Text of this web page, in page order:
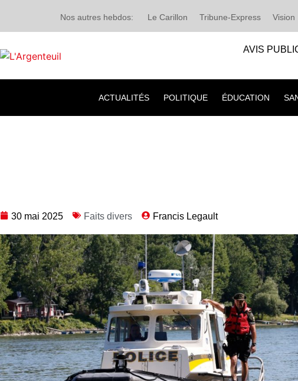
Nos autres hebdos: Le Carillon Tribune-Express Vision
AVIS
ACTUALITÉS POLITIQUE ÉDUCATION
30 mai 2025 Faits divers Francis Legault